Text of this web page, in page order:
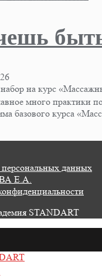
на курс
много практики
базового курса
персональных данных
Е.А.
STANDART